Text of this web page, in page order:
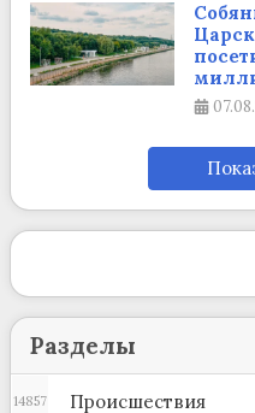
Разделы
Происшествия
14857